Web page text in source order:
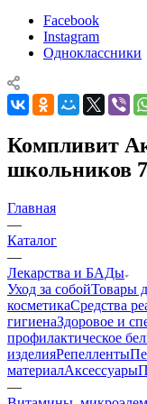
Facebook
Instagram
Одноклассники
Компливит
школьников
Главная
—
Каталог
—
Лекарства и БАДы
Уход за собойТовары
косметикаСредства
гигиенаЗдоровое и
профилактическое
изделияРепелленты
материалАксессуары
—